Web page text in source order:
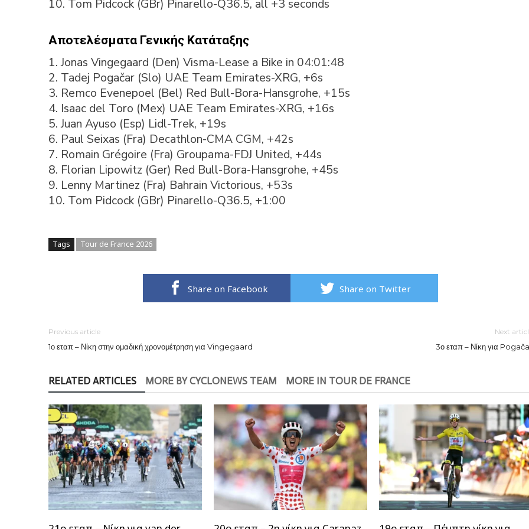
10. Tom Pidcock (GBr) Pinarello-Q36.5, all +3 seconds
Αποτελέσματα Γενικής Κατάταξης
1. Jonas Vingegaard (Den) Visma-Lease a Bike in 04:01:48
2. Tadej Pogačar (Slo) UAE Team Emirates-XRG, +6s
3. Remco Evenepoel (Bel) Red Bull-Bora-Hansgrohe, +15s
4. Isaac del Toro (Mex) UAE Team Emirates-XRG, +16s
5. Juan Ayuso (Esp) Lidl-Trek, +19s
6. Paul Seixas (Fra) Decathlon-CMA CGM, +42s
7. Romain Grégoire (Fra) Groupama-FDJ United, +44s
8. Florian Lipowitz (Ger) Red Bull-Bora-Hansgrohe, +45s
9. Lenny Martinez (Fra) Bahrain Victorious, +53s
10. Tom Pidcock (GBr) Pinarello-Q36.5, +1:00
Tags Tour de France 2026
Share on Facebook Share on Twitter
Previous article
1ο εταπ – Νίκη στην ομαδική χρονομέτρηση για Vingegaard
Next
3ο εταπ – Νίκη για
RELATED ARTICLES MORE BY CYCLONEWS TEAM MORE IN TOUR DE FRANCE